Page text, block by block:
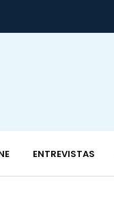
ENTREVISTAS